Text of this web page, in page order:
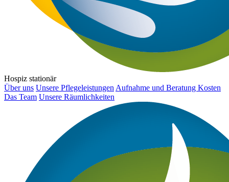
Hospiz stationär
Über uns Unsere Pflegeleistungen Aufnahme und Beratung Kosten
Das Team Unsere Räumlichkeiten